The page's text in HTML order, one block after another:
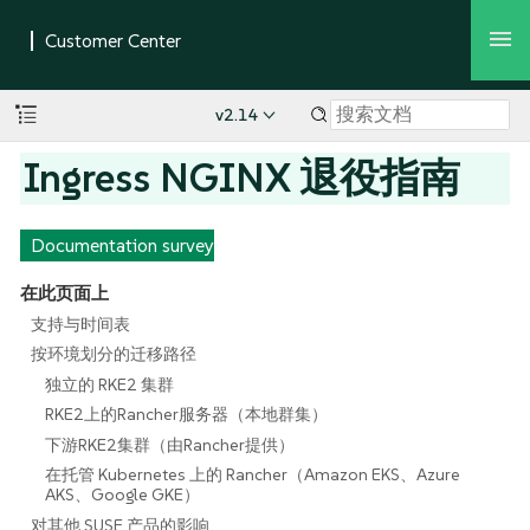
v2.14
Ingress NGINX 退役指南
Documentation survey
在此页面上
支持与时间表
按环境划分的迁移路径
独立的 RKE2 集群
RKE2上的Rancher服务器（本地群集）
下游RKE2集群（由Rancher提供）
在托管 Kubernetes 上的 Rancher（Amazon EKS、Azure
AKS、Google GKE）
对其他 SUSE 产品的影响